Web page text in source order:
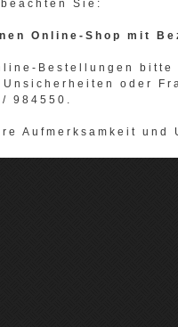
Sie:
Online-Shop mit
Bestellungen
oder
984550.
Aufmerksamkeit und